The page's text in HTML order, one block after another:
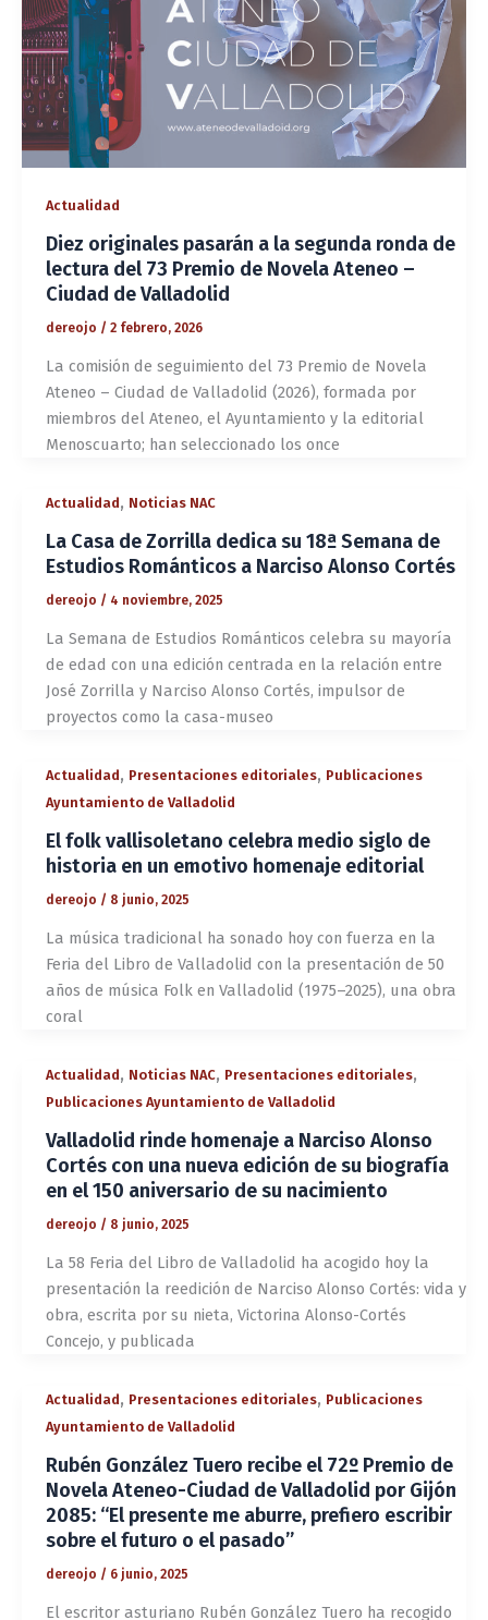
Actualidad
Diez originales pasarán a la segunda ronda de
lectura del 73 Premio de Novela Ateneo –
Ciudad de Valladolid
dereojo / 2 febrero, 2026
La comisión de seguimiento del 73 Premio de Novela
Ateneo – Ciudad de Valladolid (2026), formada por
miembros del Ateneo, el Ayuntamiento y la editorial
Menoscuarto; han seleccionado los once
Actualidad, Noticias NAC
La Casa de Zorrilla dedica su 18ª Semana de
Estudios Románticos a Narciso Alonso Cortés
dereojo / 4 noviembre, 2025
La Semana de Estudios Románticos celebra su mayoría
de edad con una edición centrada en la relación entre
José Zorrilla y Narciso Alonso Cortés, impulsor de
proyectos como la casa-museo
Actualidad, Presentaciones editoriales, Publicaciones
Ayuntamiento de Valladolid
El folk vallisoletano celebra medio siglo de
historia en un emotivo homenaje editorial
dereojo / 8 junio, 2025
La música tradicional ha sonado hoy con fuerza en la
Feria del Libro de Valladolid con la presentación de 50
años de música Folk en Valladolid (1975–2025), una obra
coral
Actualidad, Noticias NAC, Presentaciones editoriales,
Publicaciones Ayuntamiento de Valladolid
Valladolid rinde homenaje a Narciso Alonso
Cortés con una nueva edición de su biografía
en el 150 aniversario de su nacimiento
dereojo / 8 junio, 2025
La 58 Feria del Libro de Valladolid ha acogido hoy la
presentación la reedición de Narciso Alonso Cortés: vida y
obra, escrita por su nieta, Victorina Alonso-Cortés
Concejo, y publicada
Actualidad, Presentaciones editoriales, Publicaciones
Ayuntamiento de Valladolid
Rubén González Tuero recibe el 72º Premio de
Novela Ateneo-Ciudad de Valladolid por Gijón
2085: “El presente me aburre, prefiero escribir
sobre el futuro o el pasado”
dereojo / 6 junio, 2025
El escritor asturiano Rubén González Tuero ha recogido